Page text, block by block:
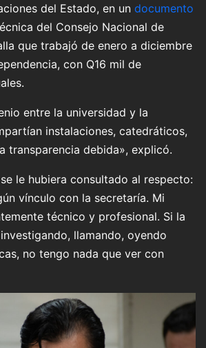
del Estado, en un documento
del Consejo Nacional de
que trabajó de enero a diciembre
con Q16 mil de
entre la universidad y la
instalaciones, catedráticos,
transparencia debida», explicó.
le hubiera consultado al respecto:
vínculo con la secretaría. Mi
técnico y profesional. Si la
llamando, oyendo
no tengo nada que ver con